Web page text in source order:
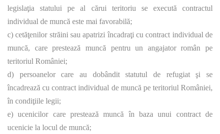
legislaţia statului pe al cărui teritoriu se execută contractul
individual de muncă este mai favorabilă;
c) cetăţenilor străini sau apatrizi încadraţi cu contract individual de
muncă, care prestează muncă pentru un angajator român pe
teritoriul României;
d) persoanelor care au dobândit statutul de refugiat şi se
încadrează cu contract individual de muncă pe teritoriul României,
în condiţiile legii;
e) ucenicilor care prestează muncă în baza unui contract de
ucenicie la locul de muncă;